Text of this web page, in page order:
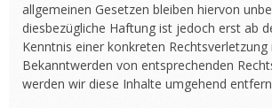
allgemeinen Gesetzen bleiben hiervon
diesbezügliche Haftung ist jedoch erst ab
Kenntnis einer konkreten Rechtsverletzung
Bekanntwerden von entsprechenden
werden wir diese Inhalte umgehend